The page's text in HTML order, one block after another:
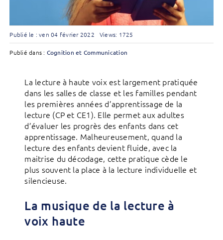
Publié le : ven 04 février 2022 Views: 1725
Publié dans : Cognition et Communication
La lecture à haute voix est largement pratiquée
dans les salles de classe et les familles pendant
les premières années d’apprentissage de la
lecture (CP et CE1). Elle permet aux adultes
d’évaluer les progrès des enfants dans cet
apprentissage. Malheureusement, quand la
lecture des enfants devient fluide, avec la
maitrise du décodage, cette pratique cède le
plus souvent la place à la lecture individuelle et
silencieuse.
La musique de la lecture à
voix haute